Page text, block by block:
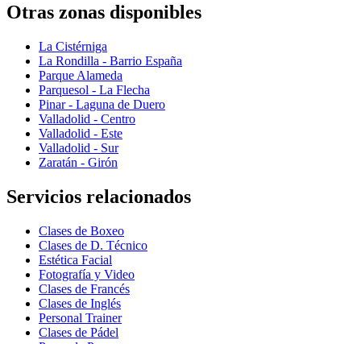
Otras zonas disponibles
La Cistérniga
La Rondilla - Barrio España
Parque Alameda
Parquesol - La Flecha
Pinar - Laguna de Duero
Valladolid - Centro
Valladolid - Este
Valladolid - Sur
Zaratán - Girón
Servicios relacionados
Clases de Boxeo
Clases de D. Técnico
Estética Facial
Fotografía y Video
Clases de Francés
Clases de Inglés
Personal Trainer
Clases de Pádel